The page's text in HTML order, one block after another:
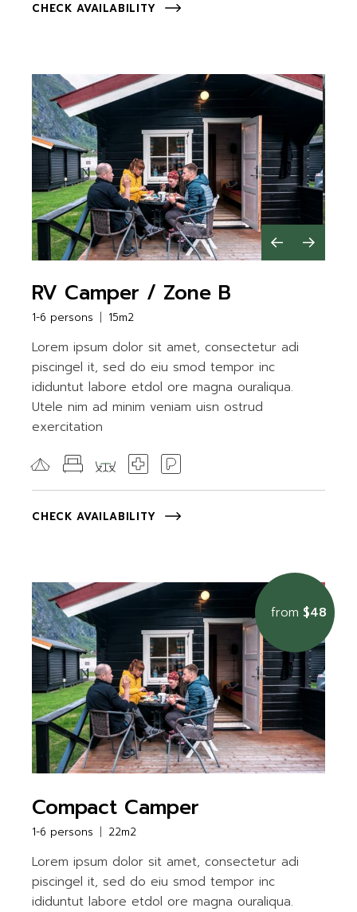
CHECK AVAILABILITY
RV Camper / Zone B
1-6 persons 15m2
Lorem ipsum dolor sit amet, consectetur adi
piscingel it, sed do eiu smod tempor inc
ididuntut labore etdol ore magna ouraliqua.
Utele nim ad minim veniam uisn ostrud
exercitation
CHECK AVAILABILITY
from $48
Compact Camper
1-6 persons 22m2
Lorem ipsum dolor sit amet, consectetur adi
piscingel it, sed do eiu smod tempor inc
ididuntut labore etdol ore magna ouraliqua.